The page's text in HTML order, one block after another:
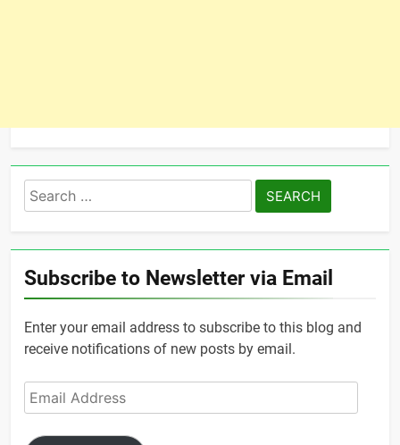
Search
for:
Subscribe to Newsletter via Email
Enter your email address to subscribe to this blog and
receive notifications of new posts by email.
Email
Address